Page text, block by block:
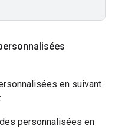
en suivant
personnalisées en